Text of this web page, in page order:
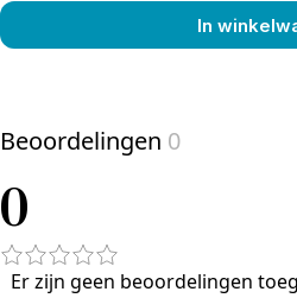
In
Beoordelingen 0
0
Er zijn geen beoordelingen